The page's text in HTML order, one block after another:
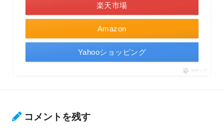
Amazon
楽天市場
Yahooショッピング
ポチップ
コメントを残す